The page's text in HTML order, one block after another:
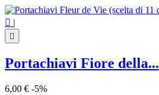
 |

Portachiavi Fiore della...
6,00 € -5%